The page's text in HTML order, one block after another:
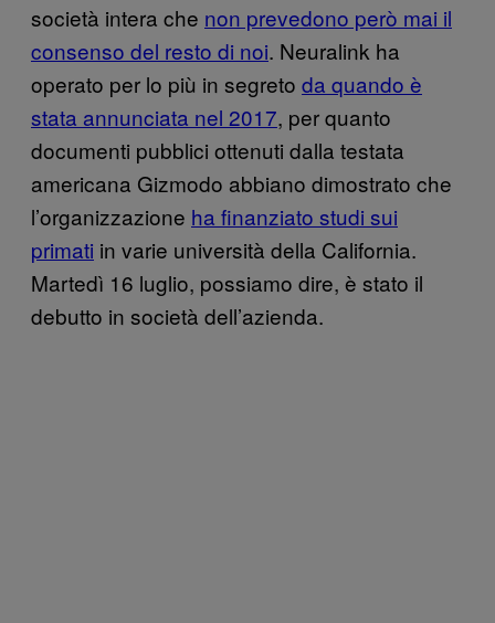
società intera che non prevedono però mai il
consenso del resto di noi. Neuralink ha
operato per lo più in segreto da quando è
stata annunciata nel 2017, per quanto
documenti pubblici ottenuti dalla testata
americana Gizmodo abbiano dimostrato che
l’organizzazione ha finanziato studi sui
primati in varie università della California.
Martedì 16 luglio, possiamo dire, è stato il
debutto in società dell’azienda.